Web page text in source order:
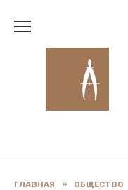
ГЛАВНАЯ » ОБЩЕСТВО